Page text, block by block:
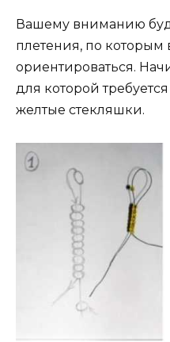
Вашему вниманию
плетения, по
ориентироваться.
для которой
желтые стекляшки.